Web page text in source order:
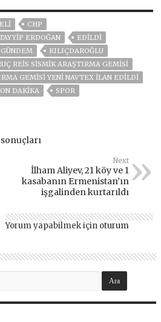
CHP
ERDOĞAN
EDILDI
GÜNDEM
KILIÇDAROĞLU
REIS SISMIK ARAŞTIRMA GEMISI
GEMISI YENI NAVTEX ILAN EDILDI
DAKIKA
SPOR
Next
İlham Aliyev, 21 köy ve 1
kasabanın Ermenistan’ın
işgalinden kurtarıldı
Yorum yapabilmek için oturum